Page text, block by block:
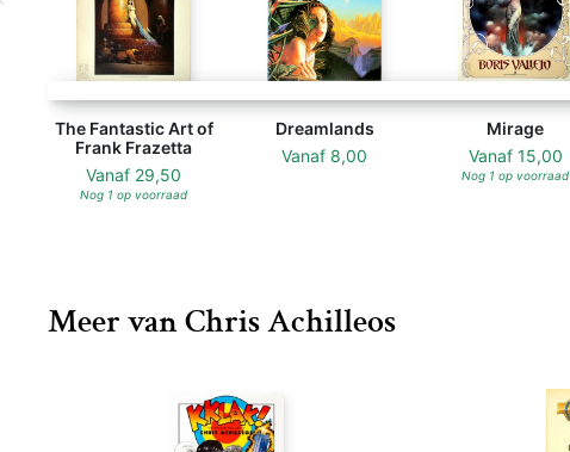
The Fantastic Art of
Frank Frazetta
Vanaf 29,50
Nog 1 op voorraad
Dreamlands
Vanaf 8,00
Mirage
Vanaf 15,00
Nog 1 op voorraad
Meer van Chris Achilleos